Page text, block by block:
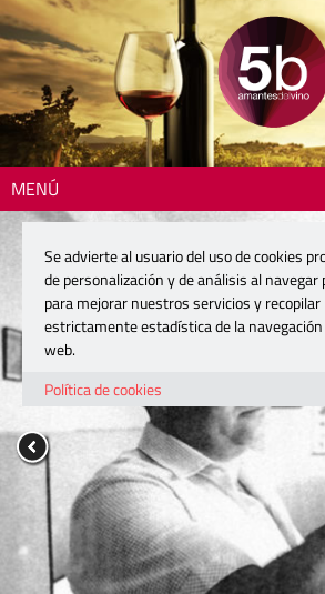
MENÚ
Se advierte al usuario del uso de cookies
de personalización y de análisis al
para mejorar nuestros servicios y
estrictamente estadística de la
web.
Política de cookies